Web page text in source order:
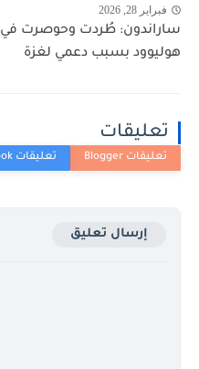
فبراير 28, 2026
ساراندون: طُردت وحوصرت في
هوليوود بسبب دعمي لغزة
تعليقات
إرسال تعليق